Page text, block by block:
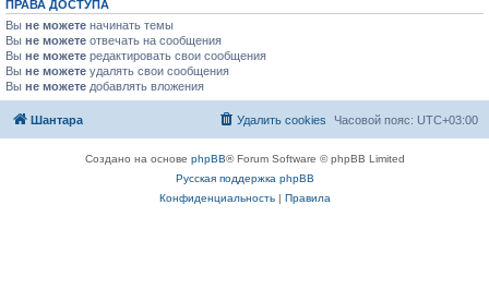
ПРАВА ДОСТУПА
Вы не можете начинать темы
Вы не можете отвечать на сообщения
Вы не можете редактировать свои сообщения
Вы не можете удалять свои сообщения
Вы не можете добавлять вложения
Шантара Часовой пояс: UTC+03:00
Удалить cookies
Создано на основе phpBB® Forum Software © phpBB Limited
Русская поддержка phpBB
Конфиденциальность| Правила